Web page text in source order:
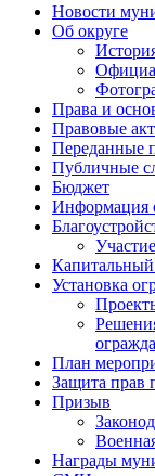
Новости
Об округе
Права и
Правовые
Переданные
Публичные
Бюджет
Информация
Установка
План
Защита прав
Призыв
Награды